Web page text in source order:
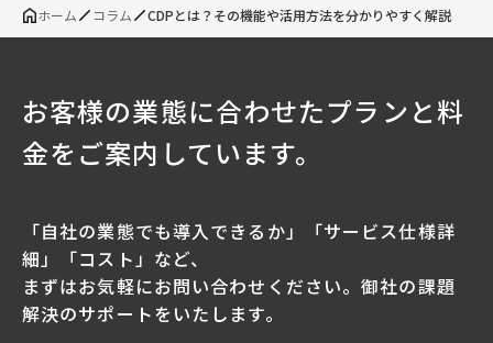
ホーム コラム CDPとは？その機能や活用方法を分かりやすく解説
お客様の業態に合わせたプランと料
金をご案内しています。
「自社の業態でも導入できるか」「サービス仕様詳
細」「コスト」など、
まずはお気軽にお問い合わせください。御社の課題
解決のサポートをいたします。